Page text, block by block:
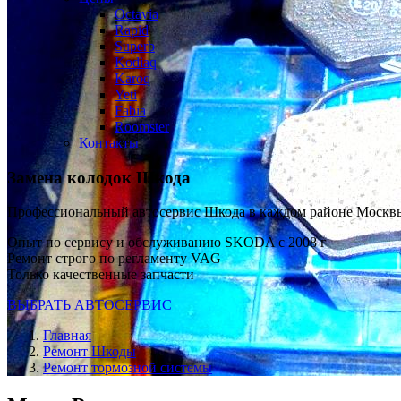
Octavia
Rapid
Superb
Kodiaq
Karoq
Yeti
Fabia
Roomster
Контакты
Замена колодок Шкода
Профессиональный автосервис Шкода в каждом районе
Опыт по сервису и обслуживанию SKODA с 2008 г
Ремонт строго по регламенту VAG
Только качественные запчасти
ВЫБРАТЬ АВТОСЕРВИС
Главная
Ремонт Шкоды
Ремонт тормозной системы